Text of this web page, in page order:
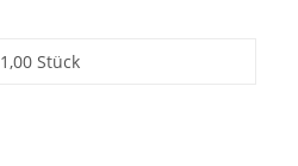
1,00 Stück